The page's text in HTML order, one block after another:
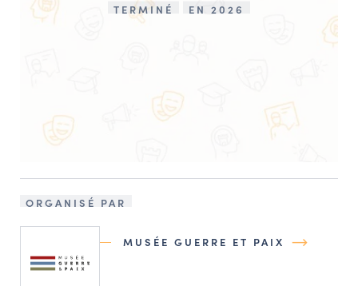
TERMINÉ EN 2026
ORGANISÉ PAR
MUSÉE GUERRE ET PAIX